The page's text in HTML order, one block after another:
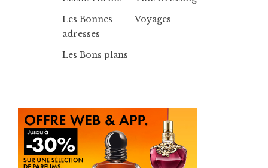
Les Bonnes
adresses
Les Bons plans
Voyages